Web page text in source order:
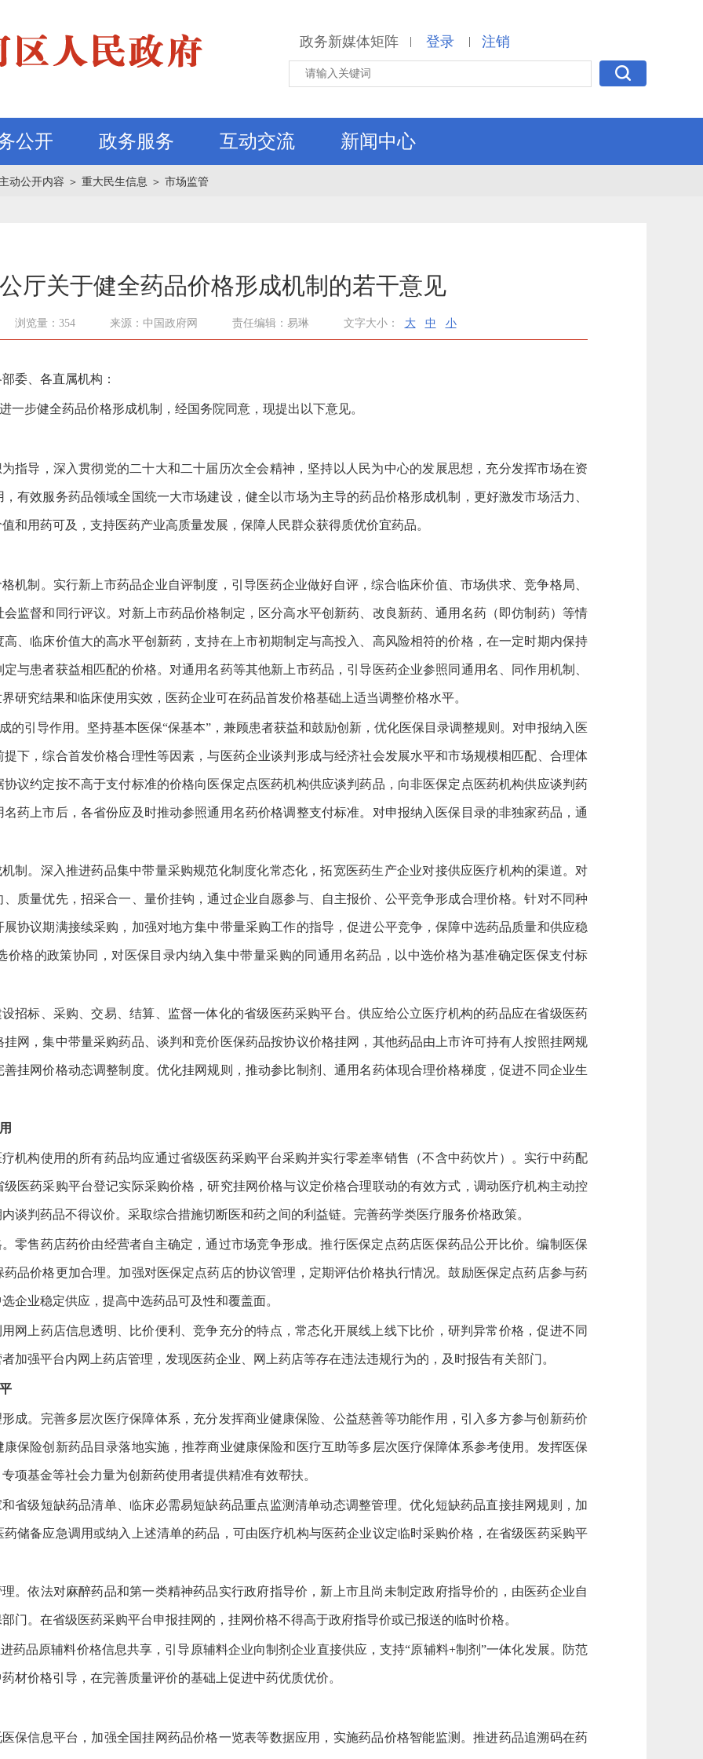
政务新媒体矩阵 | 登录 | 注销
公开 政务服务 互动交流 新闻中心
动公开内容 ＞ 重大民生信息 ＞ 市场监管
厅关于健全药品价格形成机制的若干意见
浏览量：354 来源：中国政府网 责任编辑：易琳 文字大小： 大 中 小
委、各直属机构：
一步健全药品价格形成机制，经国务院同意，现提出以下意见。
指导，深入贯彻党的二十大和二十届历次全会精神，坚持以人民为中心的发展思想，充分发挥市场在资
有效服务药品领域全国统一大市场建设，健全以市场为主导的药品价格形成机制，更好激发市场活力、
和用药可及，支持医药产业高质量发展，保障人民群众获得质优价宜药品。
机制。实行新上市药品企业自评制度，引导医药企业做好自评，综合临床价值、市场供求、竞争格局、
监督和同行评议。对新上市药品价格制定，区分高水平创新药、改良新药、通用名药（即仿制药）等情
、临床价值大的高水平创新药，支持在上市初期制定与高投入、高风险相符的价格，在一定时期内保持
与患者获益相匹配的价格。对通用名药等其他新上市药品，引导医药企业参照同通用名、同作用机制、
研究结果和临床使用实效，医药企业可在药品首发价格基础上适当调整价格水平。
的引导作用。坚持基本医保“保基本”，兼顾患者获益和鼓励创新，优化医保目录调整规则。对申报纳入医
下，综合首发价格合理性等因素，与医药企业谈判形成与经济社会发展水平和市场规模相匹配、合理体
议约定按不高于支付标准的价格向医保定点医药机构供应谈判药品，向非医保定点医药机构供应谈判药
药上市后，各省份应及时推动参照通用名药价格调整支付标准。对申报纳入医保目录的非独家药品，通
制。深入推进药品集中带量采购规范化制度化常态化，拓宽医药生产企业对接供应医疗机构的渠道。对
质量优先，招采合一、量价挂钩，通过企业自愿参与、自主报价、公平竞争形成合理价格。针对不同种
协议期满接续采购，加强对地方集中带量采购工作的指导，促进公平竞争，保障中选药品质量和供应稳
价格的政策协同，对医保目录内纳入集中带量采购的同通用名药品，以中选价格为基准确定医保支付标
招标、采购、交易、结算、监督一体化的省级医药采购平台。供应给公立医疗机构的药品应在省级医药
网，集中带量采购药品、谈判和竞价医保药品按协议价格挂网，其他药品由上市许可持有人按照挂网规
挂网价格动态调整制度。优化挂网规则，推动参比制剂、通用名药体现合理价格梯度，促进不同企业生
机构使用的所有药品均应通过省级医药采购平台采购并实行零差率销售（不含中药饮片）。实行中药配
医药采购平台登记实际采购价格，研究挂网价格与议定价格合理联动的有效方式，调动医疗机构主动控
谈判药品不得议价。采取综合措施切断医和药之间的利益链。完善药学类医疗服务价格政策。
零售药店药价由经营者自主确定，通过市场竞争形成。推行医保定点药店医保药品公开比价。编制医保
品价格更加合理。加强对医保定点药店的协议管理，定期评估价格执行情况。鼓励医保定点药店参与药
企业稳定供应，提高中选药品可及性和覆盖面。
网上药店信息透明、比价便利、竞争充分的特点，常态化开展线上线下比价，研判异常价格，促进不同
加强平台内网上药店管理，发现医药企业、网上药店等存在违法违规行为的，及时报告有关部门。
成。完善多层次医疗保障体系，充分发挥商业健康保险、公益慈善等功能作用，引入多方参与创新药价
保险创新药品目录落地实施，推荐商业健康保险和医疗互助等多层次医疗保障体系参考使用。发挥医保
项基金等社会力量为创新药使用者提供精准有效帮扶。
省级短缺药品清单、临床必需易短缺药品重点监测清单动态调整管理。优化短缺药品直接挂网规则，加
储备应急调用或纳入上述清单的药品，可由医疗机构与医药企业议定临时采购价格，在省级医药采购平
。依法对麻醉药品和第一类精神药品实行政府指导价，新上市且尚未制定政府指导价的，由医药企业自
门。在省级医药采购平台申报挂网的，挂网价格不得高于政府指导价或已报送的临时价格。
药品原辅料价格信息共享，引导原辅料企业向制剂企业直接供应，支持“原辅料+制剂”一体化发展。防范
材价格引导，在完善质量评价的基础上促进中药优质优价。
保信息平台，加强全国挂网药品价格一览表等数据应用，实施药品价格智能监测。推进药品追溯码在药